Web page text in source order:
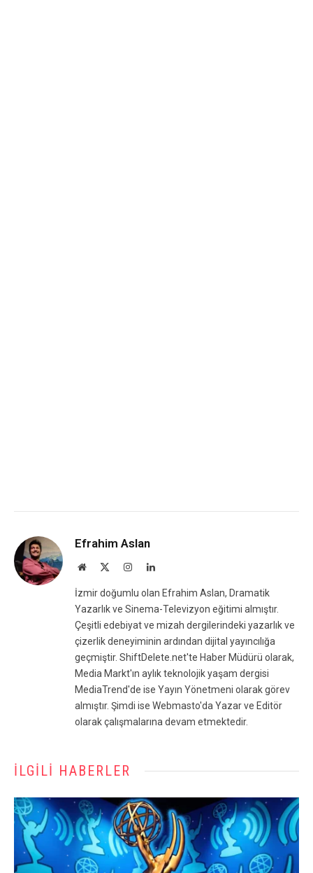
Efrahim Aslan
Website InstagramLinkedIn
İzmir doğumlu olan Efrahim Aslan, Dramatik
Yazarlık ve Sinema-Televizyon eğitimi almıştır.
Çeşitli edebiyat ve mizah dergilerindeki yazarlık ve
çizerlik deneyiminin ardından dijital yayıncılığa
geçmiştir. ShiftDelete.net'te Haber Müdürü olarak,
Media Markt'ın aylık teknolojik yaşam dergisi
MediaTrend'de ise Yayın Yönetmeni olarak görev
almıştır. Şimdi ise Webmasto'da Yazar ve Editör
olarak çalışmalarına devam etmektedir.
İLGILI HABERLER